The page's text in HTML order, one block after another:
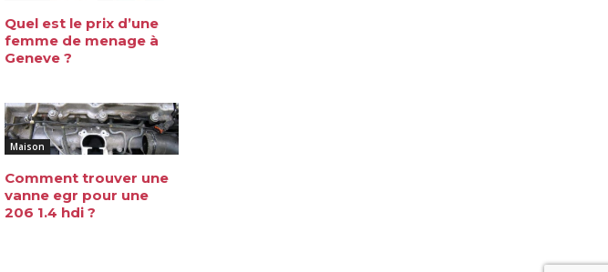
Quel est le prix d’une
femme de menage à
Geneve ?
Maison
Comment trouver une
vanne egr pour une
206 1.4 hdi ?